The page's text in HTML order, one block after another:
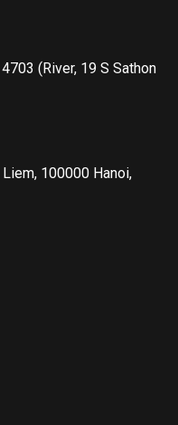
(River, 19 S Sathon
100000 Hanoi,